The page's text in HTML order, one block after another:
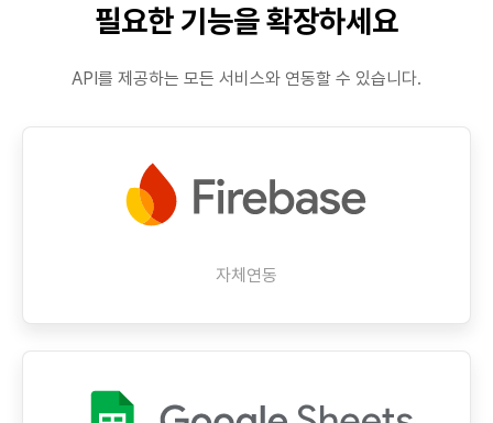
필요한 기능을 확장하세요
API를 제공하는 모든 서비스와 연동할 수 있습니다.
자체연동